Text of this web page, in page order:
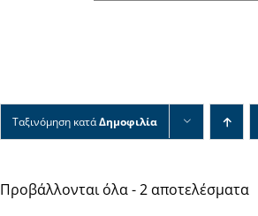
Ταξινόμηση κατάΔημοφιλία
Προβάλλονται όλα - 2 αποτελέσματα